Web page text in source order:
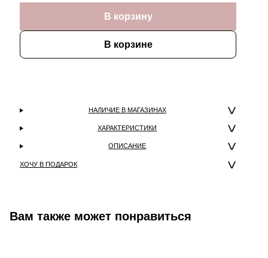
В корзину
В корзине
НАЛИЧИЕ В МАГАЗИНАХ
ХАРАКТЕРИСТИКИ
ОПИСАНИЕ
ХОЧУ В ПОДАРОК
Вам также может понравиться